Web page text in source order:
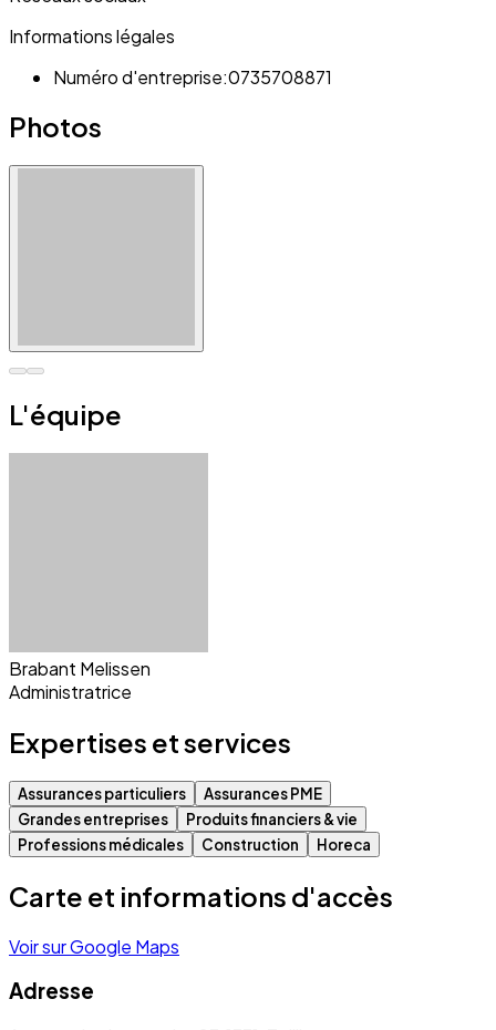
Informations légales
Numéro d'entreprise:0735708871
Photos
L'équipe
Brabant Melissen
Administratrice
Expertises et services
Assurances particuliers
Assurances PME
Grandes entreprises
Produits financiers & vie
Professions médicales
Construction Horeca
Carte et informations d'accès
Voir sur Google Maps
Adresse